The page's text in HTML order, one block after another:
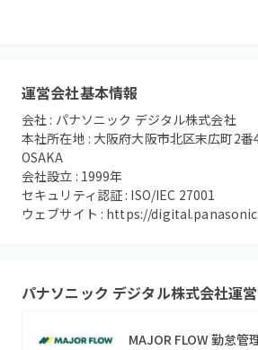
運営会社基本情報
会社 : パナソニック デジタル株式会社
本社所在地 :大阪府大阪市北区末広町2
OSAKA
会社設立 : 1999年
セキュリティ認証 : ISO/IEC 27001
ウェブサイト : https://
パナソニック デジタル株式会社運
MAJOR FLOW 勤怠管